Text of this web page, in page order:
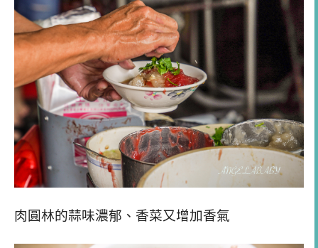
肉圓林的蒜味濃郁、香菜又增加香氣